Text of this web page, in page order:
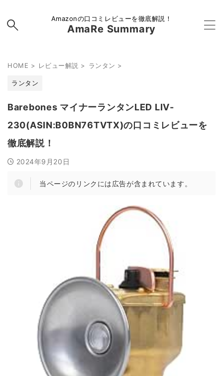
Amazonの口コミレビューを徹底解説！
AmaRe Summary
HOME > レビュー解説 > ランタン >
ランタン
Barebones マイナーランタンLED LIV-
230(ASIN:B0BN76TVTX)の口コミレビューを
徹底解説！
2024年9月20日
当ページのリンクには広告が含まれています。